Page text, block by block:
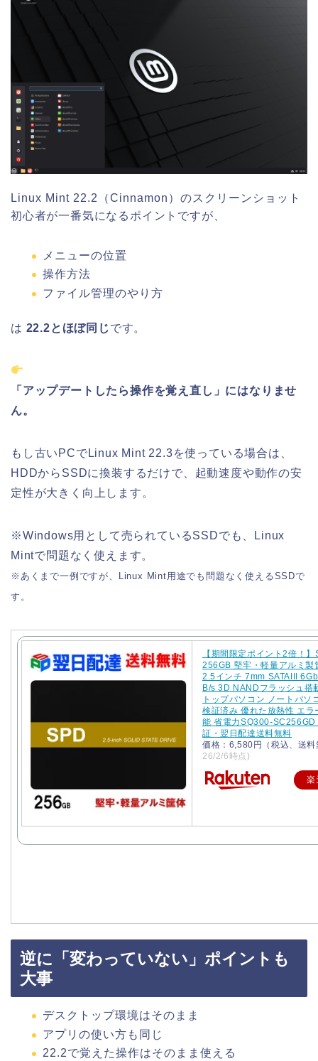
Linux Mint 22.2（Cinnamon）のスクリーンショット
初心者が一番気になるポイントですが、
メニューの位置
操作方法
ファイル管理のやり方
は 22.2とほぼ同じです。
「アップデートしたら操作を覚え直し」にはなりませ
ん。
もし古いPCでLinux Mint 22.3を使っている場合は、
HDDからSSDに換装するだけで、起動速度や動作の安
定性が大きく向上します。
※Windows用として売られているSSDでも、Linux
Mintで問題なく使えます。
※あくまで一例ですが、Linux Mint用途でも問題なく使えるSSDで
す。
【期間限定ポイント2倍！
256GB 堅牢・軽量アルミ製
2.5インチ 7mm SATAIII
B/s 3D NANDフラッシュ搭
トップパソコン ノートパソ
検証済み 優れた放熱性 エラ
能 省電力SQ300-SC256GD
証・翌日配達送料無料
価格：6,580円（税込、送
26/2/6時点)
楽
逆に「変わっていない」ポイントも
大事
デスクトップ環境はそのまま
アプリの使い方も同じ
22.2で覚えた操作はそのまま使える